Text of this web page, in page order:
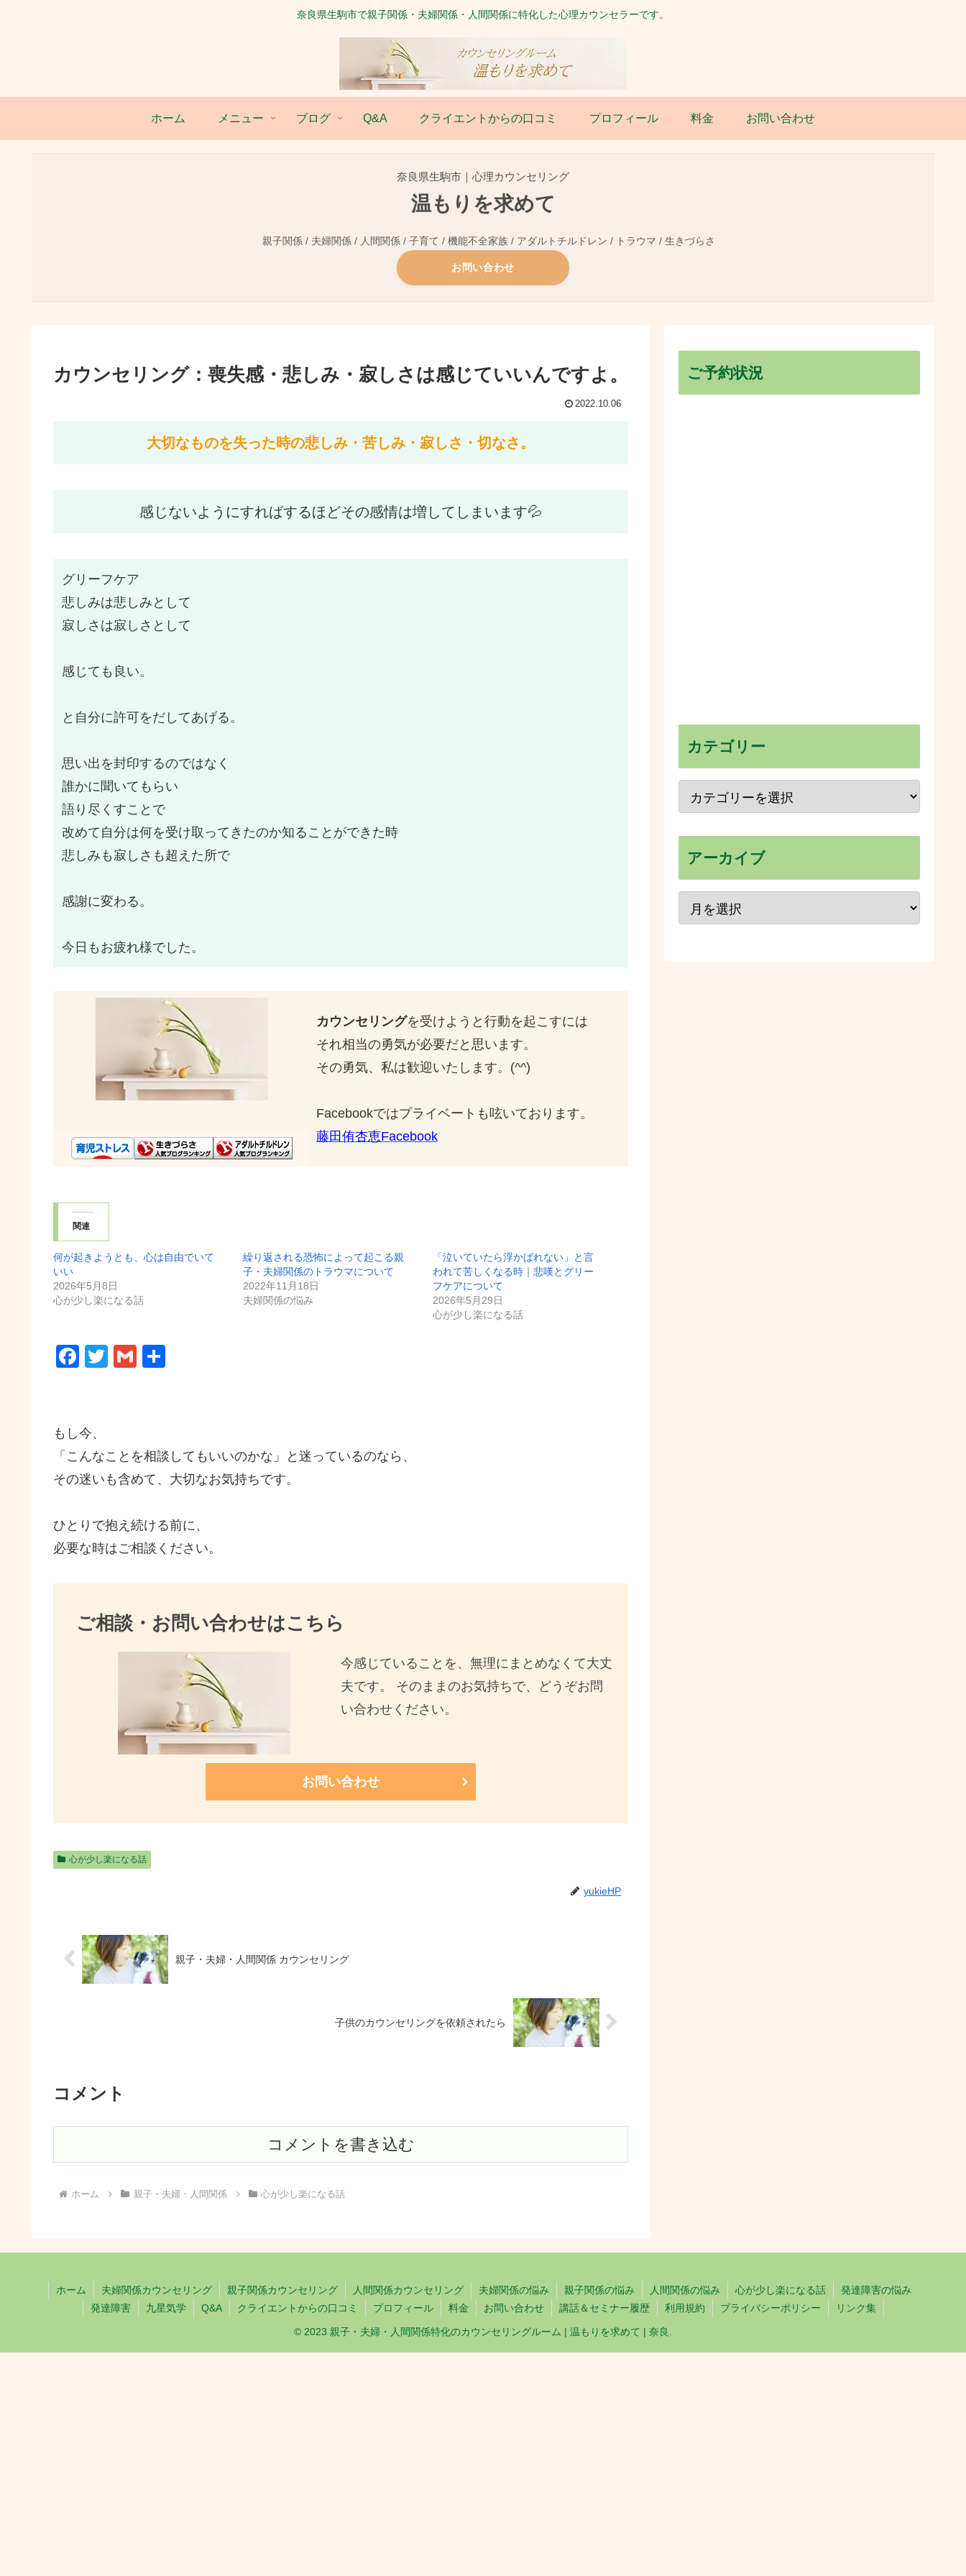
奈良県生駒市で親子関係・夫婦関係・人間関係に特化した心理カウンセラーです。
ホーム メニュー ブログ Q&A クライエントからの口コミ プロフィール 料金 お問い合わせ
奈良県生駒市｜心理カウンセリング
温もりを求めて
親子関係 / 夫婦関係 / 人間関係 / 子育て / 機能不全家族 / アダルトチルドレン / トラウマ / 生きづらさ
お問い合わせ
カウンセリング：喪失感・悲しみ・寂しさは感じていいんですよ。
2022.10.06
大切なものを失った時の悲しみ・苦しみ・寂しさ・切なさ。
感じないようにすればするほどその感情は増してしまいます💦
グリーフケア
悲しみは悲しみとして
寂しさは寂しさとして
感じても良い。
と自分に許可をだしてあげる。
思い出を封印するのではなく
誰かに聞いてもらい
語り尽くすことで
改めて自分は何を受け取ってきたのか知ることができた時
悲しみも寂しさも超えた所で
感謝に変わる。
今日もお疲れ様でした。
カウンセリングを受けようと行動を起こすには
それ相当の勇気が必要だと思います。
その勇気、私は歓迎いたします。(^^)
Facebookではプライベートも呟いております。
藤田侑杏恵Facebook
関連
何が起きようとも、心は自由でいて
いい
2026年5月8日
心が少し楽になる話
繰り返される恐怖によって起こる親
子・夫婦関係のトラウマについて
2022年11月18日
夫婦関係の悩み
「泣いていたら浮かばれない」と言
われて苦しくなる時｜悲嘆とグリー
フケアについて
2026年5月29日
心が少し楽になる話
F
e
b
o
k
T
G
もし今、
「こんなことを相談してもいいのかな」と迷っているのなら、
その迷いも含めて、大切なお気持ちです。
ひとりで抱え続ける前に、
必要な時はご相談ください。
ご相談・お問い合わせはこちら
今感じていることを、無理にまとめなくて大丈
夫です。 そのままのお気持ちで、どうぞお問
い合わせください。
お問い合わせ
心が少し楽になる話
yukieHP
親子・夫婦・人間関係 カウンセリング
子供のカウンセリングを依頼されたら
コメント
コメントを書き込む
ホーム 親子・夫婦・人間関係 心が少し楽になる話
ご予約状況
カテゴリー
アーカイブ
ホーム 夫婦関係カウンセリング 親子関係カウンセリング 人間関係カウンセリング 夫婦関係の悩み 親子関係の悩み 人間関係の悩み 心が少し楽になる話
発達障害の悩み
発達障害
九星気学 Q&A クライエントからの口コミ プロフィール 料金 お問い合わせ 講話＆セミナー履歴 利用規約 プライバシーポリシー リンク集
© 2023 親子・夫婦・人間関係特化のカウンセリングルーム | 温もりを求めて | 奈良.